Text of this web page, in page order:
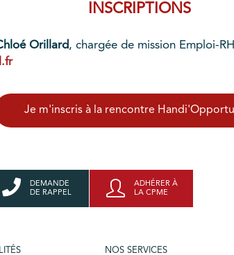
INSCRIPTIONS
Orillard, chargée de mission Emploi-
Je m'inscris à la rencontre
DEMANDE
DE RAPPEL
ADHÉRER À
LA CPME
NOS SERVICES